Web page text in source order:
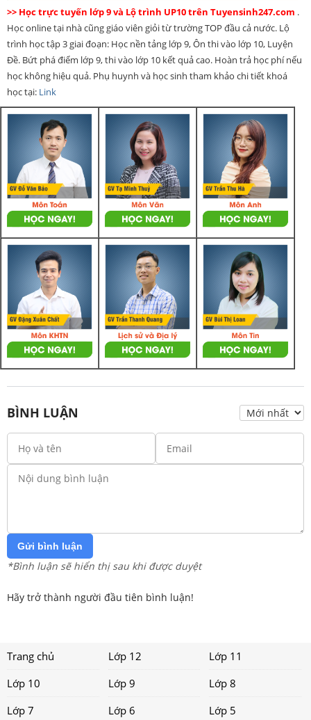
>> Học trực tuyến lớp 9 và Lộ trình UP10 trên Tuyensinh247.com .
Học online tại nhà cũng giáo viên giỏi từ trường TOP đầu cả nước. Lộ
trình học tập 3 giai đoạn: Học nền tảng lớp 9, Ôn thi vào lớp 10, Luyện
Đề. Bứt phá điểm lớp 9, thi vào lớp 10 kết quả cao. Hoàn trả học phí nếu
học không hiệu quả. Phụ huynh và học sinh tham khảo chi tiết khoá
học tại: Link
BÌNH LUẬN
Gửi bình luận
*Bình luận sẽ hiển thị sau khi được duyệt
Hãy trở thành người đầu tiên bình luận!
Trang chủ Lớp 12
Lớp 11
Lớp 10
Lớp 9
Lớp 8
Lớp 7
Lớp 6 Lớp 5